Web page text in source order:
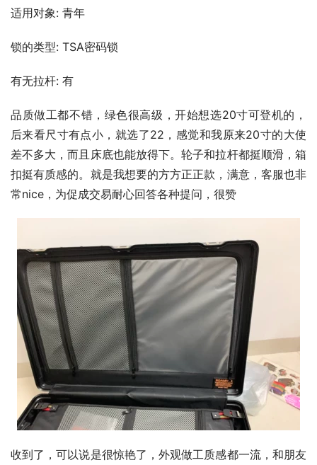
适用对象: 青年
锁的类型: TSA密码锁
有无拉杆: 有
品质做工都不错，绿色很高级，开始想选20寸可登机的，
后来看尺寸有点小，就选了22，感觉和我原来20寸的大使
差不多大，而且床底也能放得下。轮子和拉杆都挺顺滑，箱
扣挺有质感的。就是我想要的方方正正款，满意，客服也非
常nice，为促成交易耐心回答各种提问，很赞
收到了，可以说是很惊艳了，外观做工质感都一流，和朋友